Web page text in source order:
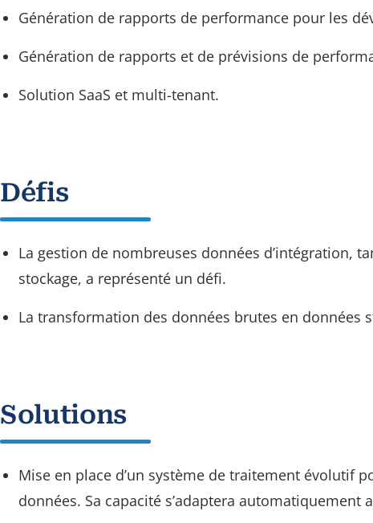
Génération de rapports de performance pour les
Génération de rapports et de prévisions de
Solution SaaS et multi-tenant.
Défis
La gestion de nombreuses données d’intégration,
stockage, a représenté un défi.
La transformation des données brutes en données
Solutions
Mise en place d’un système de traitement évolutif
données. Sa capacité s’adaptera automatiquement